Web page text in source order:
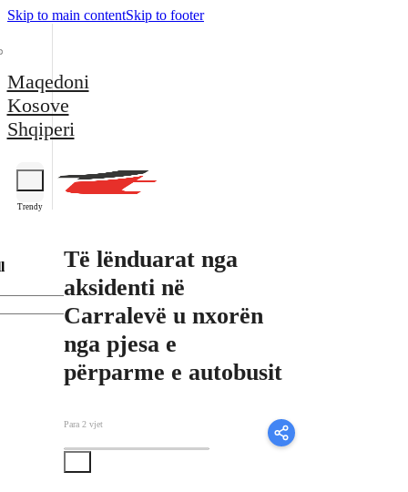
Skip to main contentSkip to footer
Maqedoni
Kosove
Shqiperi
Trendy
Të lënduarat nga
aksidenti në
Carralevë u nxorën
nga pjesa e
përparme e autobusit
Para 2 vjet